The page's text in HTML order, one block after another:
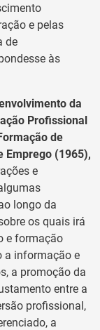
e pelas
de
às
da
Profissional
de
Emprego (1965),
e
longo da
os quais irá
e formação
a informação e
a promoção da
entre a
profissional,
a